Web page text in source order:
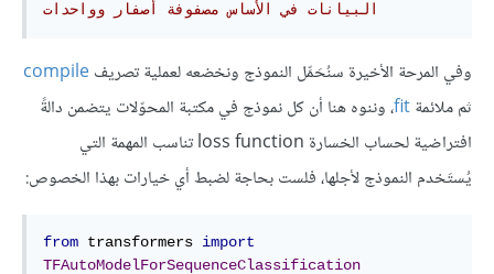
البيانات في الأساس مصفوفة أصفار وواحدات
وفي المرحة الأخيرة سنُحَمِّل النموذج ونخضعه لعملية تصريفcompile
ثم ملائمةfit، وننوه هنا أن كل نموذج في مكتبة المحوّلات يتضمن دالةً
افتراضية لحساب الخسارة loss function تناسب المهمة التي
يُستَخدم النموذج لأجلها، فلست بحاجة لضبط أي خيارات بهذا الخصوص:
from transformers import
TFAutoModelForSequenceClassification